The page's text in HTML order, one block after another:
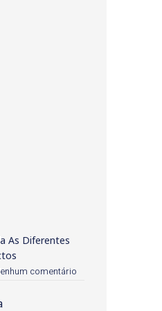
As Diferentes
comentário